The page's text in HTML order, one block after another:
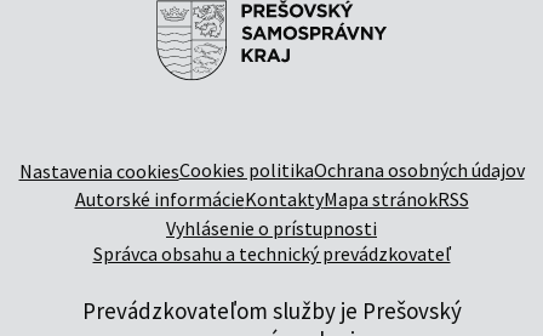
Nastavenia cookiesCookies politikaOchrana osobných údajov
Autorské informácieKontaktyMapa stránokRSS
Vyhlásenie o prístupnosti
Správca obsahu a technický prevádzkovateľ
Prevádzkovateľom služby je Prešovský